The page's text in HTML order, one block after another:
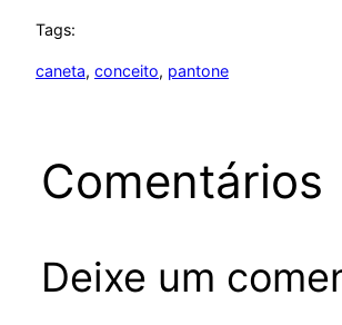
Tags:
caneta, conceito, pantone
Comentários
Deixe um